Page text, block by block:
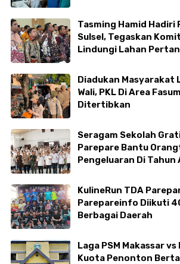
Tasming Hamid Hadiri
Sulsel, Tegaskan
Lindungi Lahan
Diadukan Masyarakat
Wali, PKL Di Area
Ditertibkan
Seragam Sekolah
Parepare Bantu
Pengeluaran Di Tahun
KulineRun TDA
Parepareinfo Diikuti
Berbagai Daerah
Laga PSM Makassar vs
Kuota Penonton